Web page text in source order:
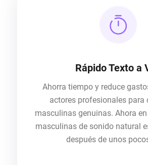
Rápido Texto a
Ahorra tiempo y reduce
actores profesionales para
masculinas genuinas. Ahora
masculinas de sonido natural
después de unos